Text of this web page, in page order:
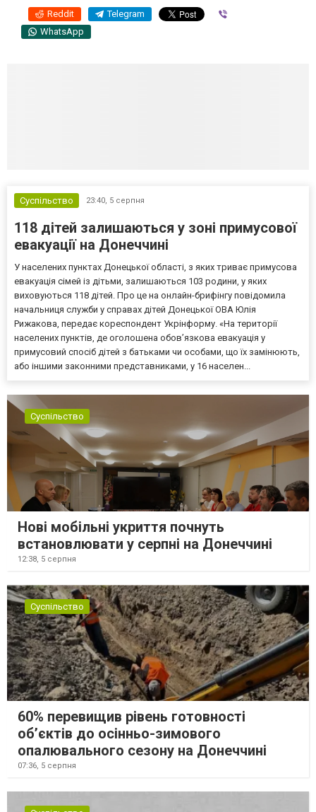
Reddit Telegram
WhatsApp
Суспільство 23:40, 5 серпня
118 дітей залишаються у зоні примусової
евакуації на Донеччині
У населених пунктах Донецької області, з яких триває примусова
евакуація сімей із дітьми, залишаються 103 родини, у яких
виховуються 118 дітей. Про це на онлайн-брифінгу повідомила
начальниця служби у справах дітей Донецької ОВА Юлія
Рижакова, передає кореспондент Укрінформу. «На території
населених пунктів, де оголошена обов’язкова евакуація у
примусовий спосіб дітей з батьками чи особами, що їх замінюють,
або іншими законними представниками, у 16 населен...
Суспільство
Нові мобільні укриття почнуть
встановлювати у серпні на Донеччині
12:38, 5 серпня
Суспільство
60% перевищив рівень готовності
об’єктів до осінньо-зимового
опалювального сезону на Донеччині
07:36, 5 серпня